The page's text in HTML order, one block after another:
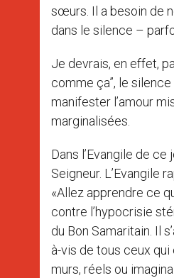
sœurs. Il a besoin de
dans le silence –
Je devrais, en effet,
comme ça”, le
manifester l’amour
marginalisées.
Dans l’Evangile de
Seigneur. L’Evangile
«Allez apprendre ce
contre l’hypocrisie
du Bon Samaritain. Il
à-vis de tous ceux
murs, réels ou